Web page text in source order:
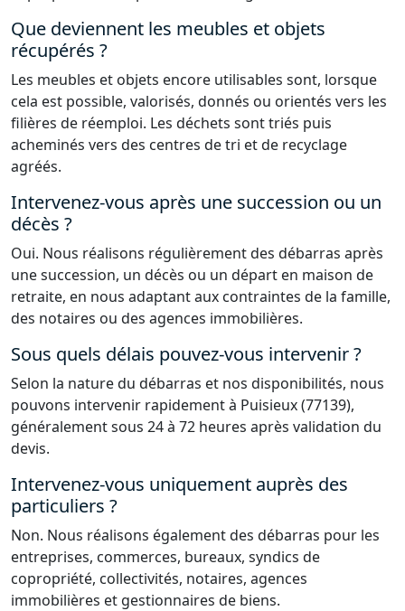
Que deviennent les meubles et objets
récupérés ?
Les meubles et objets encore utilisables sont, lorsque
cela est possible, valorisés, donnés ou orientés vers les
filières de réemploi. Les déchets sont triés puis
acheminés vers des centres de tri et de recyclage
agréés.
Intervenez-vous après une succession ou un
décès ?
Oui. Nous réalisons régulièrement des débarras après
une succession, un décès ou un départ en maison de
retraite, en nous adaptant aux contraintes de la famille,
des notaires ou des agences immobilières.
Sous quels délais pouvez-vous intervenir ?
Selon la nature du débarras et nos disponibilités, nous
pouvons intervenir rapidement à Puisieux (77139),
généralement sous 24 à 72 heures après validation du
devis.
Intervenez-vous uniquement auprès des
particuliers ?
Non. Nous réalisons également des débarras pour les
entreprises, commerces, bureaux, syndics de
copropriété, collectivités, notaires, agences
immobilières et gestionnaires de biens.